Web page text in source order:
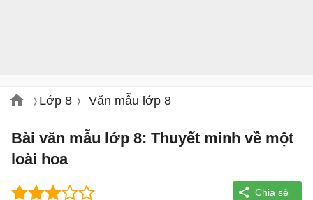
Lớp 8 Văn mẫu lớp 8
Bài văn mẫu lớp 8: Thuyết minh về một
loài hoa